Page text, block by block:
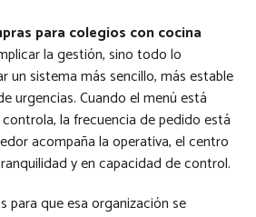
para colegios con cocina
la gestión, sino todo lo
un sistema más sencillo, más estable
urgencias. Cuando el menú está
la frecuencia de pedido está
acompaña la operativa, el centro
y en capacidad de control.
para que esa organización se